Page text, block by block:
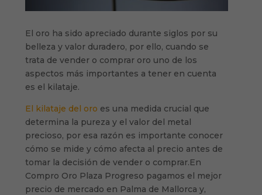
El oro ha sido apreciado durante siglos por su
belleza y valor duradero, por ello, cuando se
trata de vender o comprar oro uno de los
aspectos más importantes a tener en cuenta
es el kilataje.
El kilataje del oro es una medida crucial que
determina la pureza y el valor del metal
precioso, por esa razón es importante conocer
cómo se mide y cómo afecta al precio antes de
tomar la decisión de vender o comprar.En
Compro Oro Plaza Progreso pagamos el mejor
precio de mercado en Palma de Mallorca y,